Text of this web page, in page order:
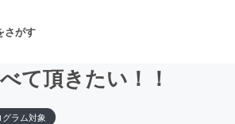
さがす
て頂きたい！！
ラム対象